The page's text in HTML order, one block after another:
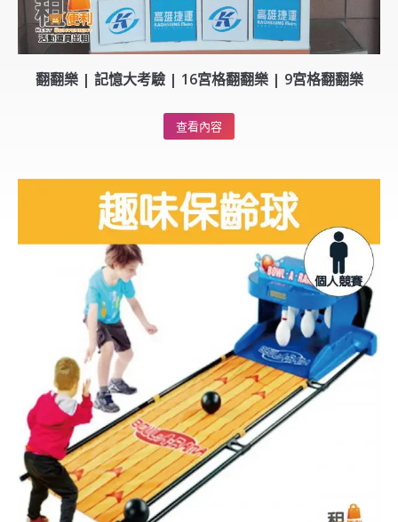
翻翻樂 | 記憶大考驗 | 16宮格翻翻樂 | 9宮格翻翻樂
查看內容